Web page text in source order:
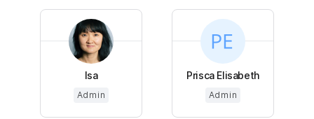
Isa
Admin
Prisca Elisabeth
Admin